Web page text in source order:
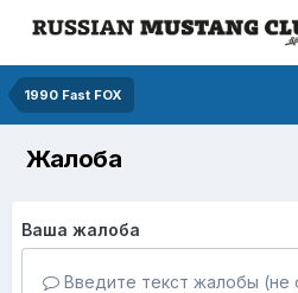
1990 Fast FOX
Жалоба
Ваша жалоба
Введите текст жалобы (не